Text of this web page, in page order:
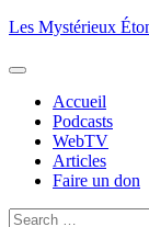
Aller
contenu
Les Mystérieux
Accueil
Podcasts
WebTV
Articles
Faire un don
Rechercher :